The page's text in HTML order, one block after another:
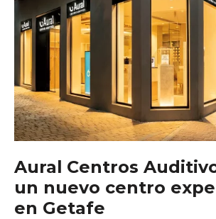
Aural Centros
un nuevo centro
en Getafe